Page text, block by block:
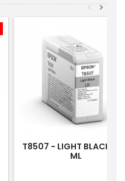
>
<
T8507 - LIGHT BLACK -
ML